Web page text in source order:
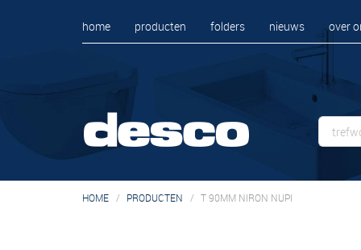
home producten folders nieuws over
HOME PRODUCTEN T 90MM NIRON NUPI